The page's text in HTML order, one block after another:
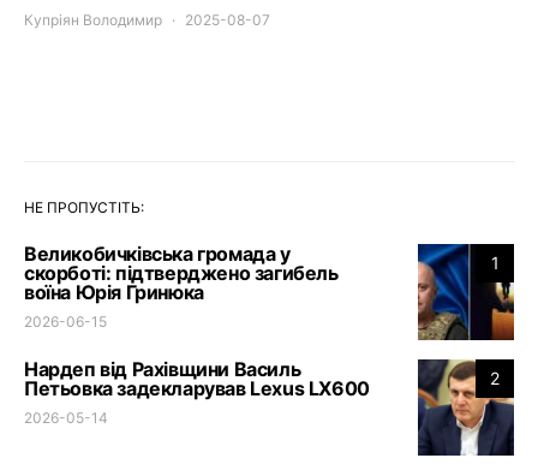
Купріян Володимир 2025-08-07
НЕ ПРОПУСТІТЬ:
1
Великобичківська громада у
скорботі: підтверджено загибель
воїна Юрія Гринюка
2026-06-15
2
Нардеп від Рахівщини Василь
Петьовка задекларував Lexus LX600
2026-05-14